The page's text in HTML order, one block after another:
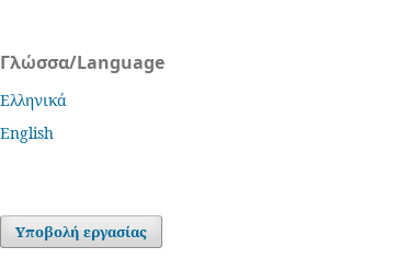
Γλώσσα/Language
Ελληνικά
English
Υποβολή εργασίας